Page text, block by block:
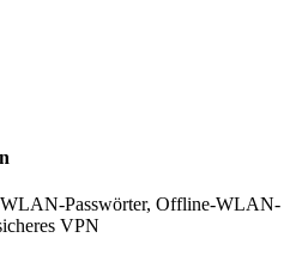
Passwörter, Offline-WLAN-
VPN